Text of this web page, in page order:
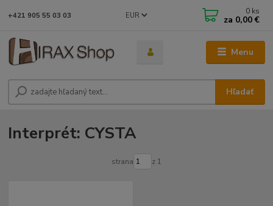
Menu
EUR
Hľadať
+421 905 55 03 03 0 ks
za 0,00 €
Interprét: CYSTA
strana z 1